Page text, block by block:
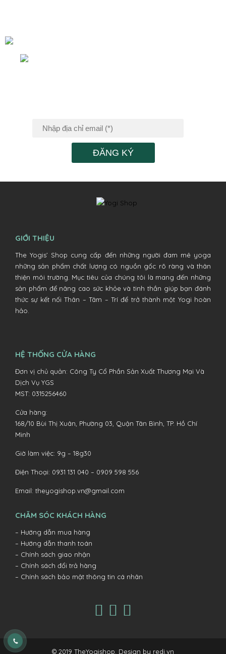
ĐĂNG KÝ
GIỚI THIỆU
The Yogis’ Shop cung cấp đến những người đam mê yoga
những sản phẩm chất lượng có nguồn gốc rõ ràng và thân
thiện môi trường. Mục tiêu của chúng tôi là mang đến những
sản phẩm để nâng cao sức khỏe và tinh thần giúp bạn đánh
thức sự kết nối Thân – Tâm – Trí để trở thành một Yogi hoàn
hảo.
HỆ THỐNG CỬA HÀNG
Đơn vị chủ quản: Công Ty Cổ Phần Sản Xuất Thương Mại Và
Dịch Vụ YGS
MST: 0315256460
Cửa hàng:
168/10 Bùi Thị Xuân, Phường 03, Quận Tân Bình, TP. Hồ Chí
Minh
Giờ làm việc: 9g – 18g30
Điện Thoại: 0931 131 040 – 0909 598 556
Email: theyogishop.vn@gmail.com
CHĂM SÓC KHÁCH HÀNG
– Hướng dẫn mua hàng
– Hướng dẫn thanh toán
– Chính sách giao nhận
– Chính sách đổi trả hàng
– Chính sách bảo mật thông tin cá nhân
© 2019 TheYogishop . Design by redi.vn